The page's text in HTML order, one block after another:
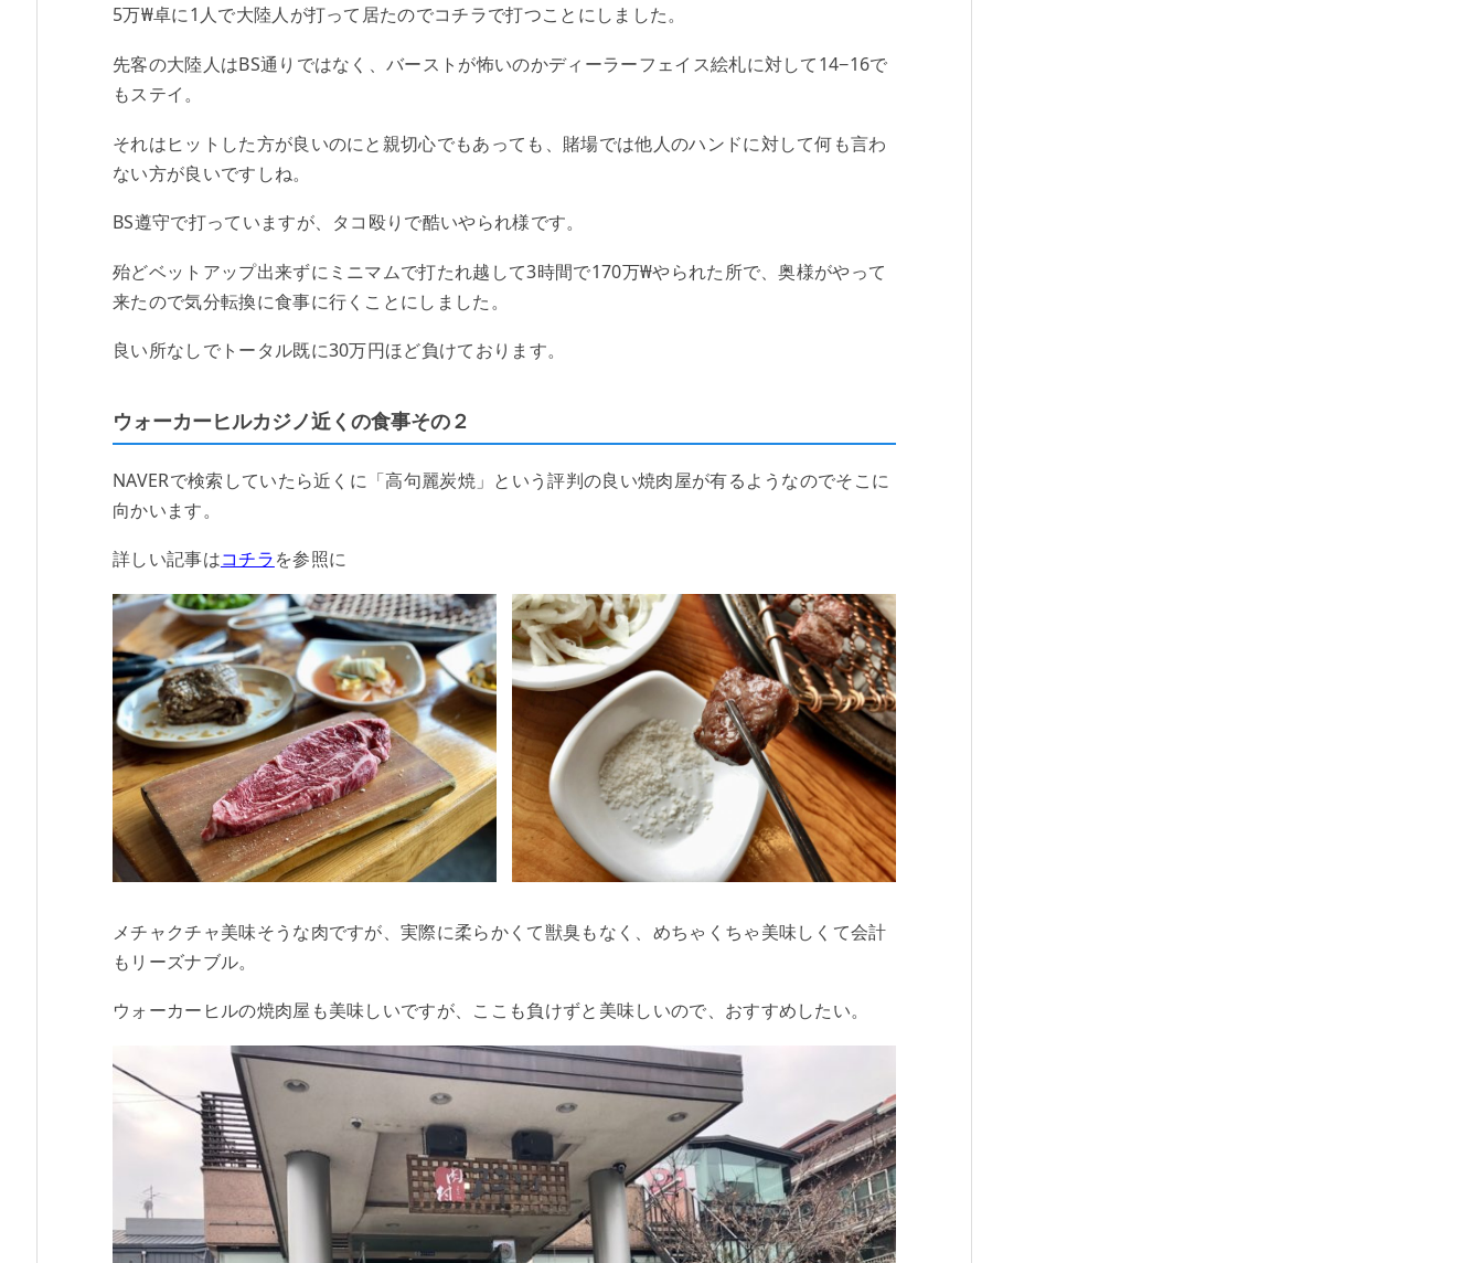
5万₩卓に1人で大陸人が打って居たのでコチラで打つことにしました。
先客の大陸人はBS通りではなく、バーストが怖いのかディーラーフェイス絵札に対して14−16で
もステイ。
それはヒットした方が良いのにと親切心でもあっても、賭場では他人のハンドに対して何も言わ
ない方が良いですしね。
BS遵守で打っていますが、タコ殴りで酷いやられ様です。
殆どベットアップ出来ずにミニマムで打たれ越して3時間で170万₩やられた所で、奥様がやって
来たので気分転換に食事に行くことにしました。
良い所なしでトータル既に30万円ほど負けております。
ウォーカーヒルカジノ近くの食事その２
NAVERで検索していたら近くに「高句麗炭焼」という評判の良い焼肉屋が有るようなのでそこに
向かいます。
詳しい記事はコチラを参照に
メチャクチャ美味そうな肉ですが、実際に柔らかくて獣臭もなく、めちゃくちゃ美味しくて会計
もリーズナブル。
ウォーカーヒルの焼肉屋も美味しいですが、ここも負けずと美味しいので、おすすめしたい。